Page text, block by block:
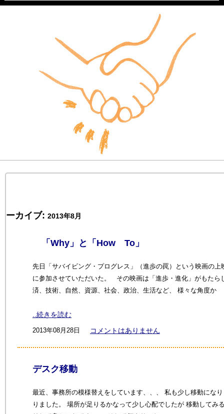
ーカイブ: 2013年8月
「Why」と「How To」
先日「サバイビング・プログレス」（進歩の罠）という映画の
に参加させていただいた。 その映画は「進歩・進化」がもたら
済、技術、自然、資源、社会、政治、生活など、 様々な角度か
..続きを読む
2013年08月28日 コメントはありません
デスク移動
最近、事務所の模様替えをしています、、、 私も少し移動にな
りました。 場所が足りるかなって少し心配でしたが 移動してみ